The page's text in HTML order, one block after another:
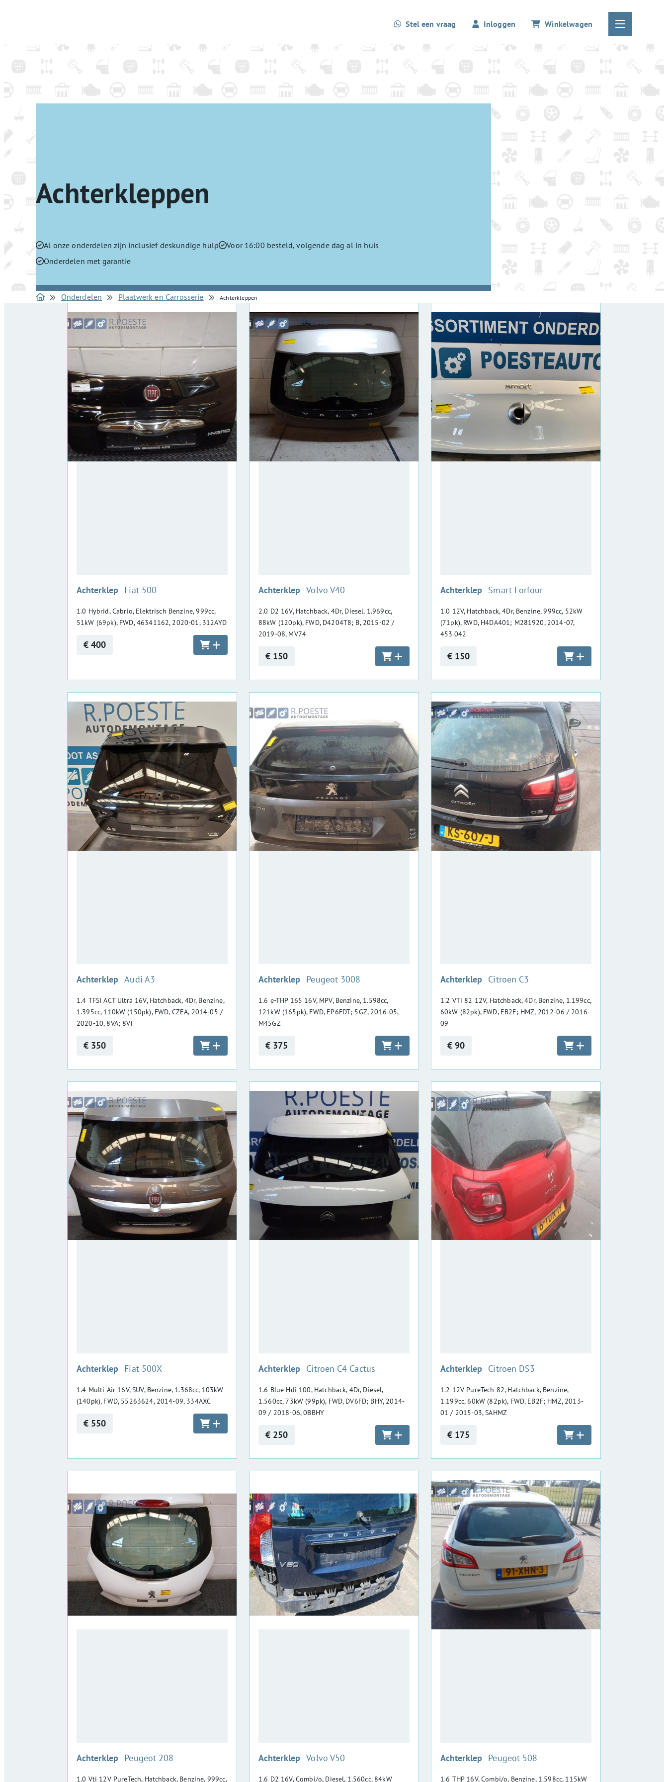
Stel een vraag Inloggen Winkelwagen
Achterkleppen
Al onze onderdelen zijn inclusief deskundige hulp
Voor 16:00 besteld, volgende dag al in huis
Onderdelen met garantie
Onderdelen Plaatwerk en Carrosserie Achterkleppen
Achterklep :Fiat 500
1.0 Hybrid, Cabrio, Elektrisch Benzine, 999cc,
51kW (69pk), FWD, 46341162, 2020-01, 312AYD
€ 400
Achterklep :Volvo V40
2.0 D2 16V, Hatchback, 4Dr, Diesel, 1.969cc,
88kW (120pk), FWD, D4204T8; B, 2015-02 /
2019-08, MV74
€ 150
Achterklep :Smart Forfour
1.0 12V, Hatchback, 4Dr, Benzine, 999cc, 52kW
(71pk), RWD, H4DA401; M281920, 2014-07,
453.042
€ 150
Achterklep :Audi A3
1.4 TFSI ACT Ultra 16V, Hatchback, 4Dr, Benzine,
1.395cc, 110kW (150pk), FWD, CZEA, 2014-05 /
2020-10, 8VA; 8VF
€ 350
Achterklep :Peugeot 3008
1.6 e-THP 165 16V, MPV, Benzine, 1.598cc,
121kW (165pk), FWD, EP6FDT; 5GZ, 2016-05,
M45GZ
€ 375
Achterklep :Citroen C3
1.2 VTi 82 12V, Hatchback, 4Dr, Benzine, 1.199cc,
60kW (82pk), FWD, EB2F; HMZ, 2012-06 / 2016-
09
€ 90
Achterklep :Fiat 500X
1.4 Multi Air 16V, SUV, Benzine, 1.368cc, 103kW
(140pk), FWD, 55263624, 2014-09, 334AXC
€ 550
Achterklep :Citroen C4 Cactus
1.6 Blue Hdi 100, Hatchback, 4Dr, Diesel,
1.560cc, 73kW (99pk), FWD, DV6FD; BHY, 2014-
09 / 2018-06, 0BBHY
€ 250
Achterklep :Citroen DS3
1.2 12V PureTech 82, Hatchback, Benzine,
1.199cc, 60kW (82pk), FWD, EB2F; HMZ, 2013-
01 / 2015-03, SAHMZ
€ 175
Achterklep :Peugeot 208
1.0 Vti 12V PureTech, Hatchback, Benzine, 999cc,
Achterklep :Volvo V50
1.6 D2 16V, Combi/o, Diesel, 1.560cc, 84kW
Achterklep :Peugeot 508
1.6 THP 16V, Combi/o, Benzine, 1.598cc, 115kW